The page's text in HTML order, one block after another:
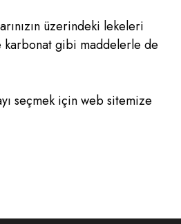
üzerindeki lekeleri
karbonat gibi maddelerle de
seçmek için web sitemize